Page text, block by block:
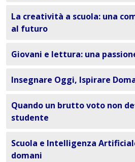
La creatività a scuola: una
al futuro
Giovani e lettura: una
Insegnare Oggi, Ispirare
Quando un brutto voto non
studente
Scuola e Intelligenza
domani